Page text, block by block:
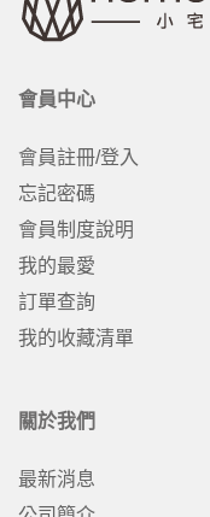
會員中心
會員註冊/登入
忘記密碼
會員制度說明
我的最愛
訂單查詢
我的收藏清單
關於我們
最新消息